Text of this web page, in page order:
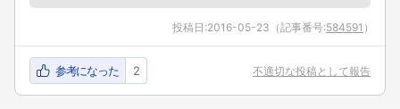
投稿日:2016-05-23 （記事番号:584591 ）
参考になった 2 不適切な投稿として報告